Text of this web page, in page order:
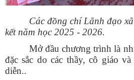
Các đồng chí Lãnh đạo
kết năm học 2025 - 2026.
Mở đầu chương trình là
đặc sắc do các thầy, cô giáo
diễn..